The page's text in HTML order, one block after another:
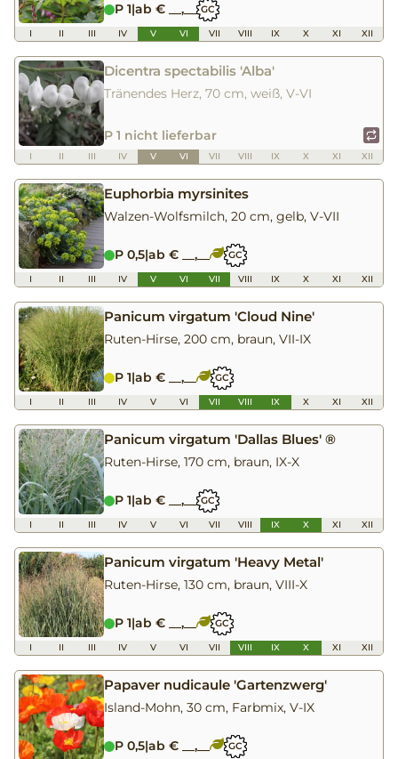
P 1|ab € __,__ GC
I II III IV V VI VII VIII IX X XI XII
Dicentra spectabilis 'Alba'
Tränendes Herz, 70 cm, weiß, V-VI
P 1 nicht lieferbar
I II III IV V VI VII VIII IX X XI XII
Euphorbia myrsinites
Walzen-Wolfsmilch, 20 cm, gelb, V-VII
P 0,5|ab € __,__ GC
I II III IV V VI VII VIII IX X XI XII
Panicum virgatum 'Cloud Nine'
Ruten-Hirse, 200 cm, braun, VII-IX
P 1|ab € __,__ GC
I II III IV V VI VII VIII IX X XI XII
Panicum virgatum 'Dallas Blues' ®
Ruten-Hirse, 170 cm, braun, IX-X
P 1|ab € __,__ GC
I II III IV V VI VII VIII IX X XI XII
Panicum virgatum 'Heavy Metal'
Ruten-Hirse, 130 cm, braun, VIII-X
P 1|ab € __,__ GC
I II III IV V VI VII VIII IX X XI XII
Papaver nudicaule 'Gartenzwerg'
Island-Mohn, 30 cm, Farbmix, V-IX
P 0,5|ab € __,__ GC